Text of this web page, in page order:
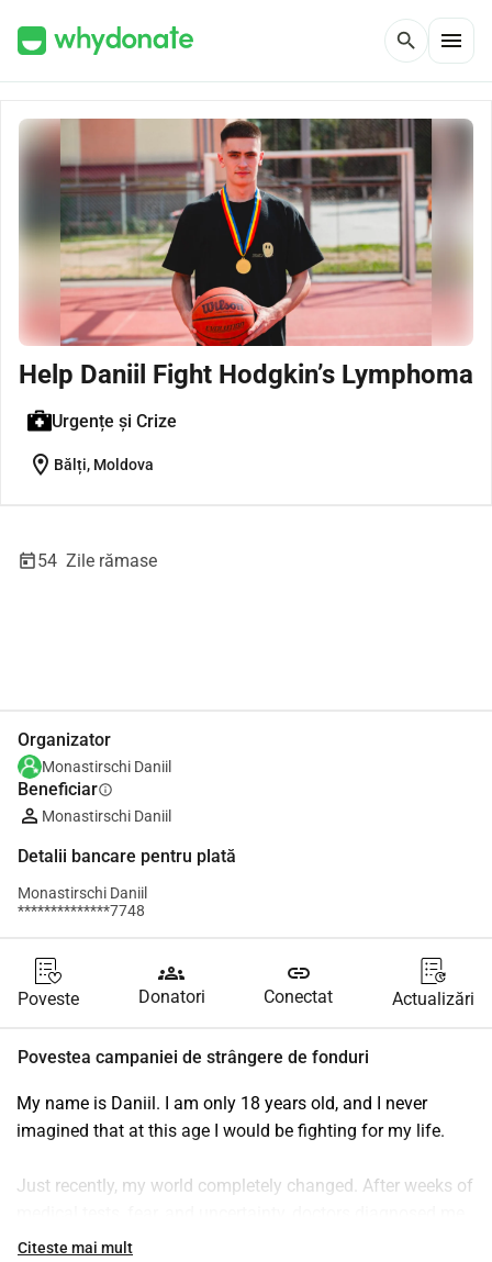
search menu
Help Daniil Fight Hodgkin’s Lymphoma
Urgențe și Crize
location_on Bălți, Moldova
54 Zile rămase
Organizator
Monastirschi Daniil
Beneficiarinfo
Monastirschi Daniil
Detalii bancare pentru plată
Monastirschi Daniil
**************7748
Poveste
groups
Donatori
link
Conectat Actualizări
Povestea campaniei de strângere de fonduri
My name is Daniil. I am only 18 years old, and I never
imagined that at this age I would be fighting for my life.
Just recently, my world completely changed. After weeks of
with Hodgkin’s lymphoma — cancer of the lymphatic
Citeste mai mult